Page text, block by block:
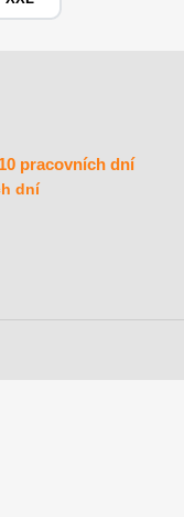
pracovních dní
dní